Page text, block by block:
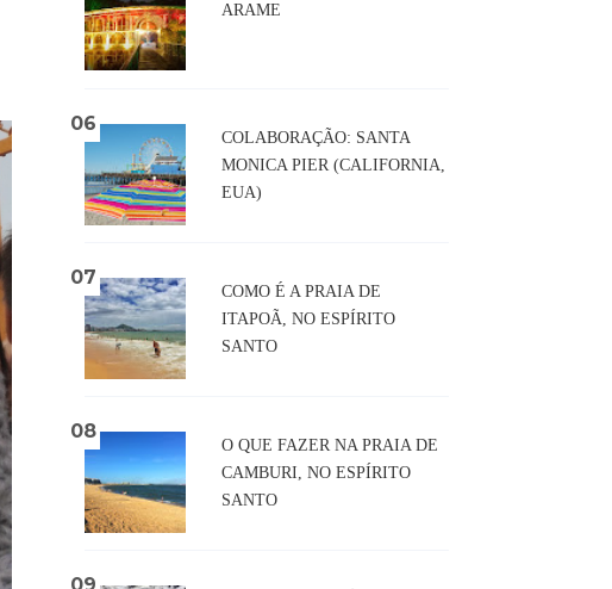
ARAME
COLABORAÇÃO: SANTA
MONICA PIER (CALIFORNIA,
EUA)
COMO É A PRAIA DE
ITAPOÃ, NO ESPÍRITO
SANTO
O QUE FAZER NA PRAIA DE
CAMBURI, NO ESPÍRITO
SANTO